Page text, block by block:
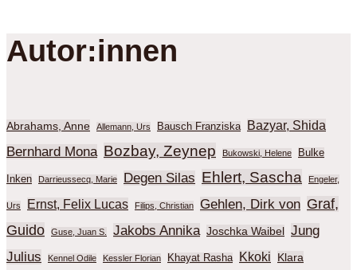
Autor:innen
Abrahams, Anne Allemann, Urs Bausch Franziska Bazyar, Shida
Bernhard Mona Bozbay, Zeynep Bukowski, Helene Bulke
Inken Darrieussecq, Marie Degen Silas Ehlert, Sascha Engeler,
Urs Ernst, Felix Lucas Filips, Christian Gehlen, Dirk von Graf,
Guido
Guse, Juan S. Jakobs Annika Joschka Waibel Jung
Julius
Kennel Odile Kessler Florian Khayat Rasha Kkoki Klara